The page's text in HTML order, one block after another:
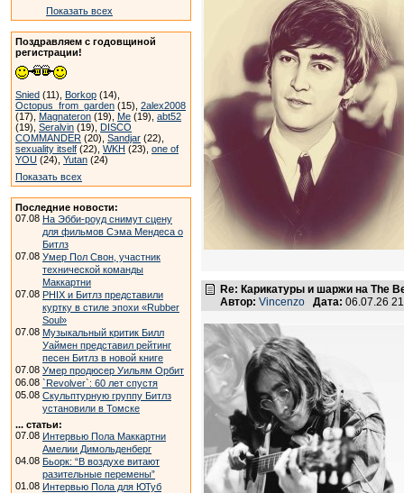
Показать всех
Поздравляем с годовщиной
регистрации!
Snied (11), Borkop (14),
Octopus_from_garden (15), 2alex2008
(17), Magnateron (19), Me (19), abt52
(19), Seralvin (19), DISCO
COMMANDER (20), Sandjar (22),
sexuality itself (22), WKH (23), one of
YOU (24), Yutan (24)
Показать всех
Последние новости:
07.08 На Эбби-роуд снимут сцену
для фильмов Сэма Мендеса о
Битлз
07.08 Умер Пол Свон, участник
технической команды
Маккартни
07.08 PHIX и Битлз представили
куртку в стиле эпохи «Rubber
Soul»
07.08 Музыкальный критик Билл
Уаймен представил рейтинг
песен Битлз в новой книге
07.08 Умер продюсер Уильям Орбит
06.08 `Revolver`: 60 лет спустя
05.08 Скульптурную группу Битлз
установили в Томске
... статьи:
07.08 Интервью Пола Маккартни
Амелии Димольденберг
04.08 Бьорк: “В воздухе витают
разительные перемены”
01.08 Интервью Пола для ЮТуб
Re: Карикатуры и шаржи на The
Автор: Vincenzo Дата: 06.07.26